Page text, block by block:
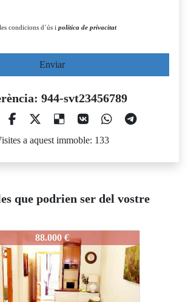
condicions d´ús i política de privacitat
Enviar
944-svt23456789
a aquest immoble: 133
que podrien ser del vostre
88.000 €